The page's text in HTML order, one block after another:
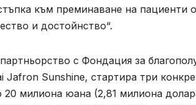
към преминаване на пациенти
и достойнство“.
с Фондация за
Jafron Sunshine, стартира три
милиона юана (2,81 милиона